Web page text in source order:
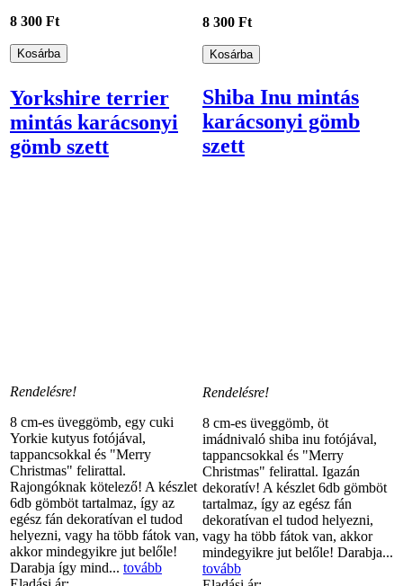
8 300 Ft
8 300 Ft
Yorkshire terrier
mintás karácsonyi
gömb szett
Rendelésre!
8 cm-es üveggömb, egy cuki
Yorkie kutyus fotójával,
tappancsokkal és "Merry
Christmas" felirattal.
Rajongóknak kötelező! A készlet
6db gömböt tartalmaz, így az
egész fán dekoratívan el tudod
helyezni, vagy ha több fátok van,
akkor mindegyikre jut belőle!
Darabja így mind... tovább
Shiba Inu mintás
karácsonyi gömb
szett
Rendelésre!
8 cm-es üveggömb, öt
imádnivaló shiba inu fotójával,
tappancsokkal és "Merry
Christmas" felirattal. Igazán
dekoratív! A készlet 6db gömböt
tartalmaz, így az egész fán
dekoratívan el tudod helyezni,
vagy ha több fátok van, akkor
mindegyikre jut belőle! Darabja...
tovább